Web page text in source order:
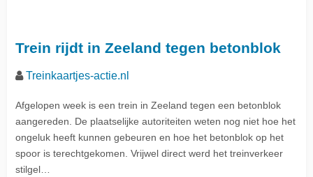
Trein rijdt in Zeeland tegen betonblok
Treinkaartjes-actie.nl
Afgelopen week is een trein in Zeeland tegen een betonblok
aangereden. De plaatselijke autoriteiten weten nog niet hoe het
ongeluk heeft kunnen gebeuren en hoe het betonblok op het
spoor is terechtgekomen. Vrijwel direct werd het treinverkeer
stilgel…